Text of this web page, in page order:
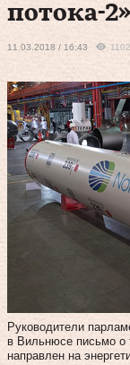
потока-2»
11.03.2018 / 16:43
Руководители
в Вильнюсе письмо о
направлен на